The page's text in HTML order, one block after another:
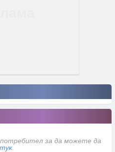
за да можете да
тук